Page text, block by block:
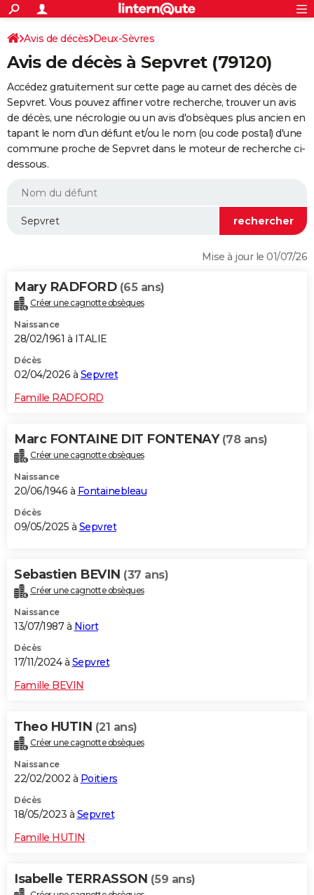
ACTUALITÉS
Politique
Société
Faits Divers
Education
Monde
Villes
+
SPORT
Coupe du monde 2026
Football
Tennis
Cyclisme
Rugby
Forum
Programme TV
TNT
Streaming
Cinéma
Sorties cinéma
Musique
+
FINANCE
Retraite
Epargne
Immobilier
Risques naturels par ville
Assurance
AUTO
Essais
Réserver un essai
Citadines
Berlines
SUV
Forum auto
+
HIGH-TECH
BRICOLAGE
WEEK-END
Alimentation
Guide de la santé
Maladies
Médicaments
Sommeil
VOYAGE
Destinations
City break
Voyage nature
Voyage de noces
Forum
Climat
+PHOTO
GUIDES D'ACHAT
Carte de Noël
Carte Bonne année
Carte Saint-Valentin
Carte Pâques
Carte d'anniversaire
DICTIONNAIRE
Dictionnaire
Biographies
Citations
Expressions
Proverbes
PROGRAMME TV
S'inscrire
Se connecter
Lycées
Collèges
Primaires
Universités
Entreprises
Service militaire
Avis de recherche
AVIS DE DÉCÈS
Bricolage
Lifestyle
Culture
Sport
Auto
Television
Voyage
Cinema
Connexion
Avis de décès Deux-Sèvres
Avis de décès à Sepvret (79120)
Accédez gratuitement sur cette page au carnet des décès de
Sepvret. Vous pouvez affiner votre recherche, trouver un avis
de décès, une nécrologie ou un avis d'obsèques plus ancien en
tapant le nom d'un défunt et/ou le nom (ou code postal) d'une
commune proche de Sepvret dans le moteur de recherche ci-
dessous.
Mise à jour le 01/07/26
Mary RADFORD (65 ans)
Créer une cagnotte obsèques
Naissance
28/02/1961 à ITALIE
Décès
02/04/2026 à Sepvret
Famille RADFORD
Marc FONTAINE DIT FONTENAY (78 ans)
Créer une cagnotte obsèques
Naissance
20/06/1946 à Fontainebleau
Décès
09/05/2025 à Sepvret
Sebastien BEVIN (37 ans)
Créer une cagnotte obsèques
Naissance
13/07/1987 à Niort
Décès
17/11/2024 à Sepvret
Famille BEVIN
Theo HUTIN (21 ans)
Créer une cagnotte obsèques
Naissance
22/02/2002 à Poitiers
Décès
18/05/2023 à Sepvret
Famille HUTIN
Isabelle TERRASSON (59 ans)